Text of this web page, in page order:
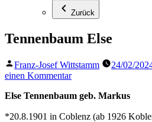
Zurück
Tennenbaum Else
Veröffentlicht
von
Franz-Josef Wittstamm 24/02/
einen Kommentarzu
Else
Else Tennenbaum geb. Markus
*20.8.1901 in Coblenz (ab 1926